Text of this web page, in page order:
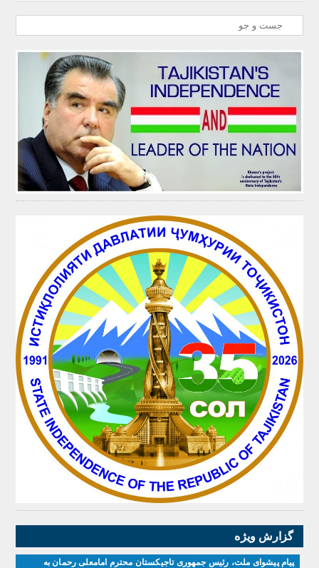
گزارش ویژه
پیام پیشوای ملت، رئیس جمهوری تاجیکستان محترم امامعلی رحمان به